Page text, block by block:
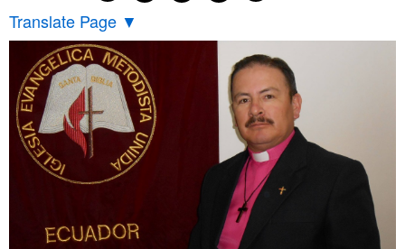
Translate Page ▼